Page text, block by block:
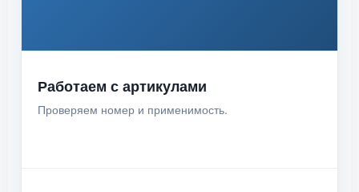
Работаем с артикулами
Проверяем номер и применимость.